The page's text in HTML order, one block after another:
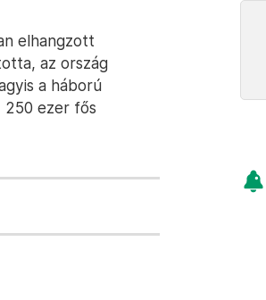
elhangzott
az ország
a háború
ezer fős